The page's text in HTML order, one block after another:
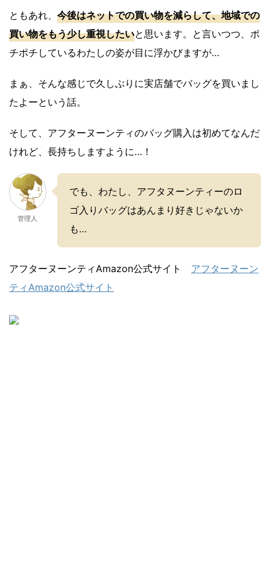
ともあれ、 今後はネットでの買い物を減らして、地域での
買い物をもう少し重視したいと思います。と言いつつ、ポ
チポチしているわたしの姿が目に浮かびますが…
まぁ、そんな感じで久しぶりに実店舗でバッグを買いまし
たよーという話。
そして、アフターヌーンティのバッグ購入は初めてなんだ
けれど、長持ちしますように…！
管理人
でも、わたし、アフタヌーンティーのロ
ゴ入りバッグはあんまり好きじゃないか
も…
アフターヌーンティAmazon公式サイト アフターヌーン
ティAmazon公式サイト